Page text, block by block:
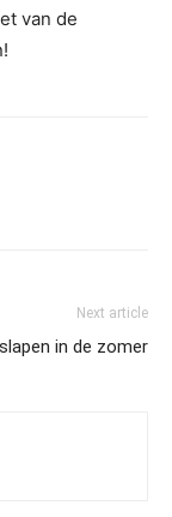
van de
Next article
in de zomer